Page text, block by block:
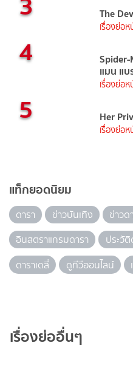
The
เรื่องย่อ
4 Spider-
แมน แบ
เรื่องย่อ
5 Her
เรื่องย่อ
แท็กยอดนิยม
ดารา ข่าวบันเทิง ข่าวด
อินสตราแกรมดารา
ประวัติ
ดาราเดลี่
ดูทีวีออนไลน์
เรื่องย่ออื่นๆ